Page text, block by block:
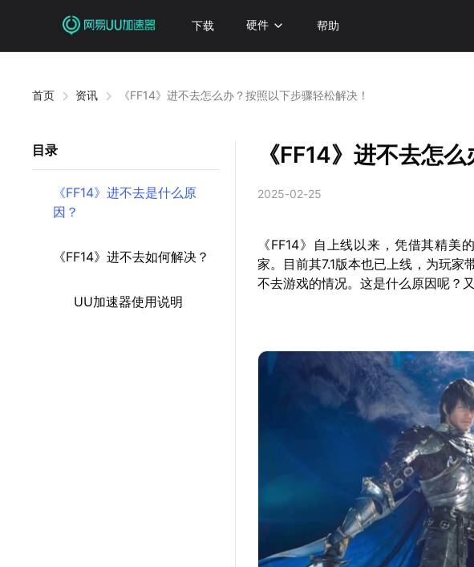
下载 硬件 帮助
首页 资讯 《FF14》进不去怎么办？按照以下步骤轻松解决！
目录
《FF14》进不去是什么原
因？
《FF14》进不去如何解决？
UU加速器使用说明
《FF14》进不去怎
2025-02-25
《FF14》自上线以来，凭借其精
家。目前其7.1版本也已上线，为玩
不去游戏的情况。这是什么原因呢？